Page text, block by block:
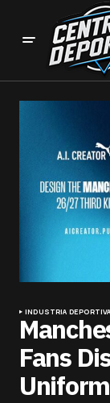
INDUSTRIA DEPORTIVA
Fans